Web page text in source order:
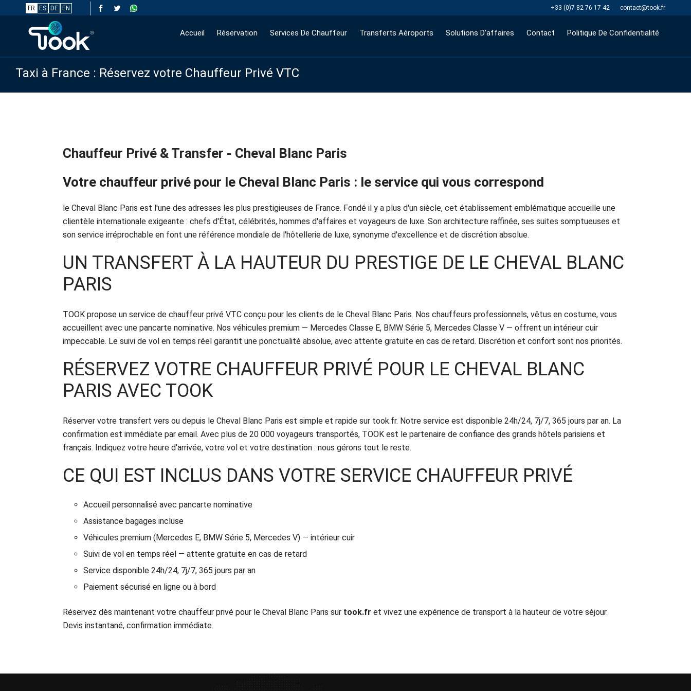
FR ES DE EN contact@took.fr
+33 (0)7 82 76 17 42
Accueil Réservation Services De Chauffeur Transferts Aéroports Solutions D'affaires Contact Politique De Confidentialité
Taxi à France : Réservez votre Chauffeur Privé VTC
Chauffeur Privé & Transfer - Cheval Blanc Paris
Votre chauffeur privé pour le Cheval Blanc Paris : le service qui vous correspond
le Cheval Blanc Paris est l'une des adresses les plus prestigieuses de France. Fondé il y a plus d'un siècle, cet établissement emblématique accueille une
clientèle internationale exigeante : chefs d'État, célébrités, hommes d'affaires et voyageurs de luxe. Son architecture raffinée, ses suites somptueuses et
son service irréprochable en font une référence mondiale de l'hôtellerie de luxe, synonyme d'excellence et de discrétion absolue.
UN TRANSFERT À LA HAUTEUR DU PRESTIGE DE LE CHEVAL BLANC
PARIS
TOOK propose un service de chauffeur privé VTC conçu pour les clients de le Cheval Blanc Paris. Nos chauffeurs professionnels, vêtus en costume, vous
accueillent avec une pancarte nominative. Nos véhicules premium — Mercedes Classe E, BMW Série 5, Mercedes Classe V — offrent un intérieur cuir
impeccable. Le suivi de vol en temps réel garantit une ponctualité absolue, avec attente gratuite en cas de retard. Discrétion et confort sont nos priorités.
RÉSERVEZ VOTRE CHAUFFEUR PRIVÉ POUR LE CHEVAL BLANC
PARIS AVEC TOOK
Réserver votre transfert vers ou depuis le Cheval Blanc Paris est simple et rapide sur took.fr. Notre service est disponible 24h/24, 7j/7, 365 jours par an. La
confirmation est immédiate par email. Avec plus de 20 000 voyageurs transportés, TOOK est le partenaire de confiance des grands hôtels parisiens et
français. Indiquez votre heure d'arrivée, votre vol et votre destination : nous gérons tout le reste.
CE QUI EST INCLUS DANS VOTRE SERVICE CHAUFFEUR PRIVÉ
Accueil personnalisé avec pancarte nominative
Assistance bagages incluse
Véhicules premium (Mercedes E, BMW Série 5, Mercedes V) — intérieur cuir
Suivi de vol en temps réel — attente gratuite en cas de retard
Service disponible 24h/24, 7j/7, 365 jours par an
Paiement sécurisé en ligne ou à bord
Réservez dès maintenant votre chauffeur privé pour le Cheval Blanc Paris sur took.fr et vivez une expérience de transport à la hauteur de votre séjour.
Devis instantané, confirmation immédiate.